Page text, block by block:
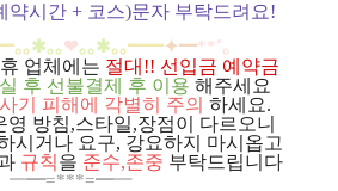
약시간 + 코스)문자 부탁드려요!
｡｡✱｡｡❤｡｡✱｡｡━━✦━**˚｡
업체에는 절대!! 선입금 예약금
후 선불결제 후 이용 해주세요
기 피해에 각별히 주의 하세요.
영 방침,스타일,장점이 다르오니
시거나 요구, 강요하지 마시옵고
규칙을 준수,존중 부탁드립니다
━━=***=━━